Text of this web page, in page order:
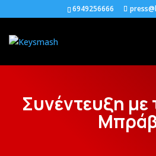
6949256666
Συνέντευξη με